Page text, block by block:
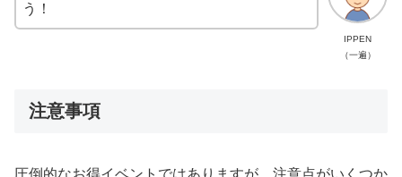
IPPEN
（一遍）
う！
注意事項
圧倒的なお得イベントではありますが、注意点がいくつか